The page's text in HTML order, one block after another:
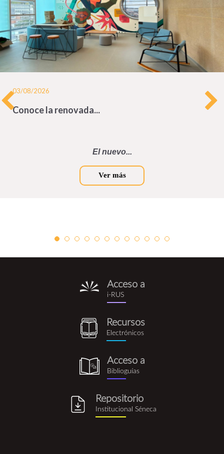
03/08/2026
Conoce la renovada...
El nuevo...
Ver más
i-
rus.png
Acceso a
i-RUS
recursos_electronicos.png
Recursos
Electrónicos
biblioguia.png
Acceso a
Biblioguías
Repositorio
Institucional Séneca